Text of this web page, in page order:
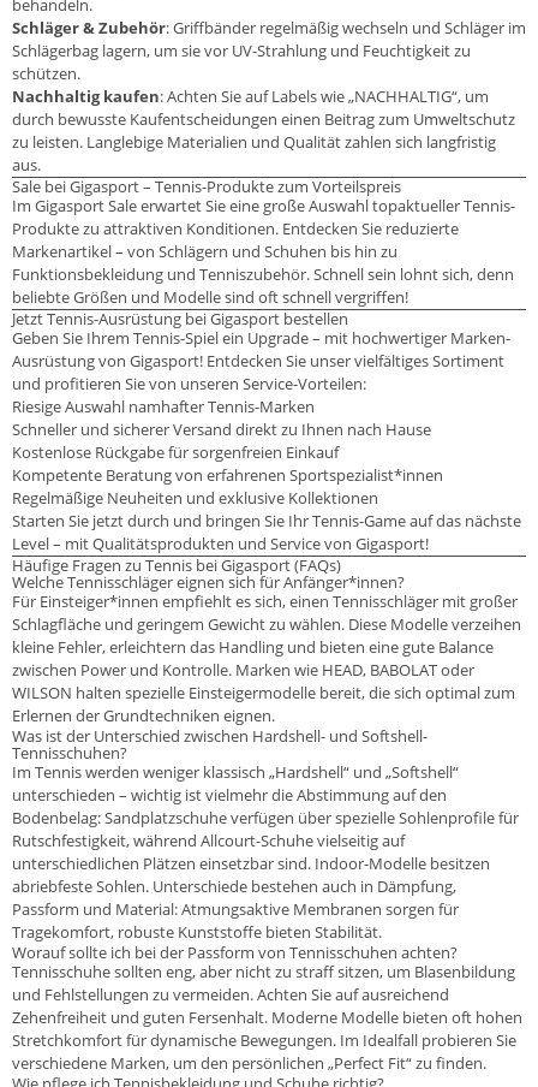
behandeln.
Schläger & Zubehör: Griffbänder regelmäßig wechseln und Schläger im
Schlägerbag lagern, um sie vor UV-Strahlung und Feuchtigkeit zu
schützen.
Nachhaltig kaufen: Achten Sie auf Labels wie „NACHHALTIG“, um
durch bewusste Kaufentscheidungen einen Beitrag zum Umweltschutz
zu leisten. Langlebige Materialien und Qualität zahlen sich langfristig
aus.
Sale bei Gigasport – Tennis-Produkte zum Vorteilspreis
Im Gigasport Sale erwartet Sie eine große Auswahl topaktueller Tennis-
Produkte zu attraktiven Konditionen. Entdecken Sie reduzierte
Markenartikel – von Schlägern und Schuhen bis hin zu
Funktionsbekleidung und Tenniszubehör. Schnell sein lohnt sich, denn
beliebte Größen und Modelle sind oft schnell vergriffen!
Jetzt Tennis-Ausrüstung bei Gigasport bestellen
Geben Sie Ihrem Tennis-Spiel ein Upgrade – mit hochwertiger Marken-
Ausrüstung von Gigasport! Entdecken Sie unser vielfältiges Sortiment
und profitieren Sie von unseren Service-Vorteilen:
Riesige Auswahl namhafter Tennis-Marken
Schneller und sicherer Versand direkt zu Ihnen nach Hause
Kostenlose Rückgabe für sorgenfreien Einkauf
Kompetente Beratung von erfahrenen Sportspezialist*innen
Regelmäßige Neuheiten und exklusive Kollektionen
Starten Sie jetzt durch und bringen Sie Ihr Tennis-Game auf das nächste
Level – mit Qualitätsprodukten und Service von Gigasport!
Häufige Fragen zu Tennis bei Gigasport (FAQs)
Welche Tennisschläger eignen sich für Anfänger*innen?
Für Einsteiger*innen empfiehlt es sich, einen Tennisschläger mit großer
Schlagfläche und geringem Gewicht zu wählen. Diese Modelle verzeihen
kleine Fehler, erleichtern das Handling und bieten eine gute Balance
zwischen Power und Kontrolle. Marken wie HEAD, BABOLAT oder
WILSON halten spezielle Einsteigermodelle bereit, die sich optimal zum
Erlernen der Grundtechniken eignen.
Was ist der Unterschied zwischen Hardshell- und Softshell-
Tennisschuhen?
Im Tennis werden weniger klassisch „Hardshell“ und „Softshell“
unterschieden – wichtig ist vielmehr die Abstimmung auf den
Bodenbelag: Sandplatzschuhe verfügen über spezielle Sohlenprofile für
Rutschfestigkeit, während Allcourt-Schuhe vielseitig auf
unterschiedlichen Plätzen einsetzbar sind. Indoor-Modelle besitzen
abriebfeste Sohlen. Unterschiede bestehen auch in Dämpfung,
Passform und Material: Atmungsaktive Membranen sorgen für
Tragekomfort, robuste Kunststoffe bieten Stabilität.
Worauf sollte ich bei der Passform von Tennisschuhen achten?
Tennisschuhe sollten eng, aber nicht zu straff sitzen, um Blasenbildung
und Fehlstellungen zu vermeiden. Achten Sie auf ausreichend
Zehenfreiheit und guten Fersenhalt. Moderne Modelle bieten oft hohen
Stretchkomfort für dynamische Bewegungen. Im Idealfall probieren Sie
verschiedene Marken, um den persönlichen „Perfect Fit“ zu finden.